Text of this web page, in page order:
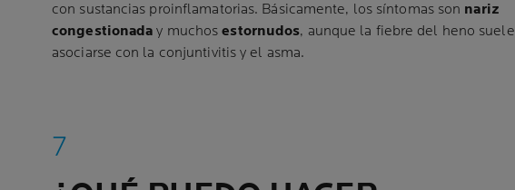
con sustancias proinflamatorias. Básicamente, los síntomas son nariz
congestionada y muchosestornudos, aunque la fiebre del heno suele
asociarse con la conjuntivitis y el asma.